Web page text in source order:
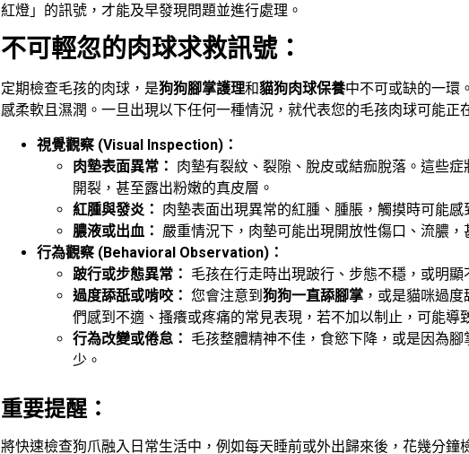
紅燈」的訊號，才能及早發現問題並進行處理。
不可輕忽的肉球求救訊號：
定期檢查毛孩的肉球，是狗狗腳掌護理和貓狗肉球保養中不可或缺的一環
感柔軟且濕潤。一旦出現以下任何一種情況，就代表您的毛孩肉球可能正
視覺觀察 (Visual Inspection)：
肉墊表面異常： 肉墊有裂紋、裂隙、脫皮或結痂脫落。這些
開裂，甚至露出粉嫩的真皮層。
紅腫與發炎： 肉墊表面出現異常的紅腫、腫脹，觸摸時可能感
膿液或出血： 嚴重情況下，肉墊可能出現開放性傷口、流膿，
行為觀察 (Behavioral Observation)：
跛行或步態異常： 毛孩在行走時出現跛行、步態不穩，或明顯
過度舔舐或啃咬： 您會注意到 狗狗一直舔腳掌 ，或是貓咪過
們感到不適、搔癢或疼痛的常見表現，若不加以制止，可能導
行為改變或倦怠： 毛孩整體精神不佳，食慾下降，或是因為
少。
重要提醒：
將快速檢查狗爪融入日常生活中，例如每天睡前或外出歸來後，花幾分鐘